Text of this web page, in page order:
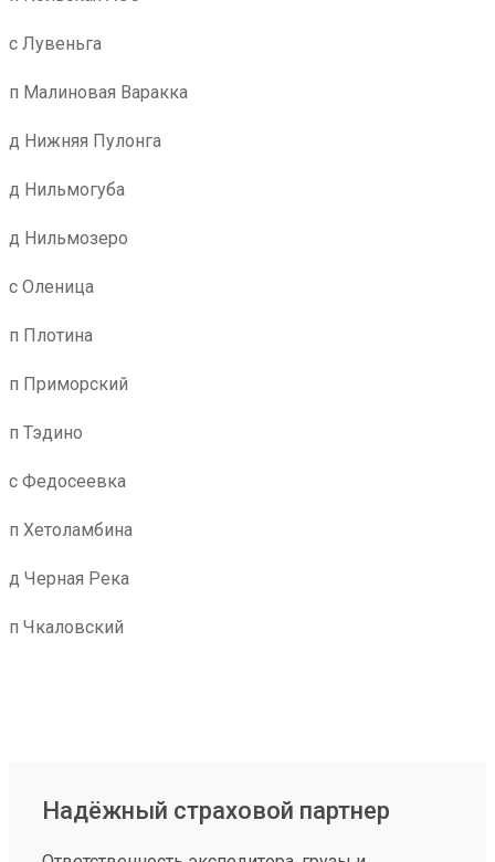
с Лувеньга
п Малиновая Варакка
д Нижняя Пулонга
д Нильмогуба
д Нильмозеро
с Оленица
п Плотина
п Приморский
п Тэдино
с Федосеевка
п Хетоламбина
д Черная Река
п Чкаловский
Надёжный страховой партнер